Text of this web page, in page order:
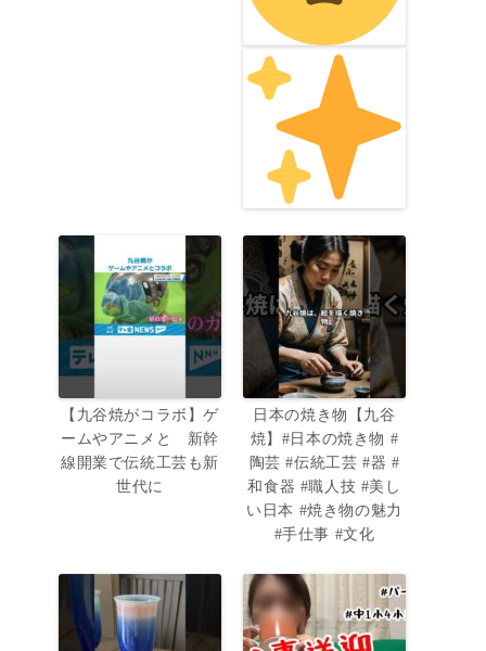
【九谷焼がコラボ】ゲ
ームやアニメと 新幹
線開業で伝統工芸も新
世代に
日本の焼き物【九谷
焼】#日本の焼き物 #
陶芸 #伝統工芸 #器 #
和食器 #職人技 #美し
い日本 #焼き物の魅力
#手仕事 #文化